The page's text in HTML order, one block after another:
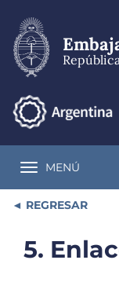
contenido
principal
Toggle navigation
MENÚ
REGRESAR
5.